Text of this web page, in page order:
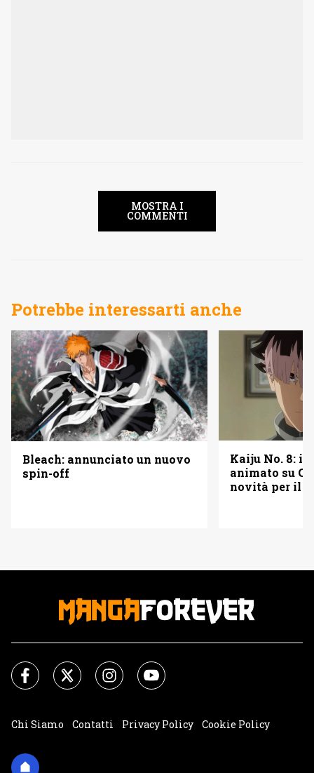
MOSTRA I
COMMENTI
Potrebbe interessarti anche
Bleach: annunciato un nuovo
spin-off
Kaiju No. 8:
animato su
novità per il
Chi Siamo Contatti Privacy Policy
Cookie Policy